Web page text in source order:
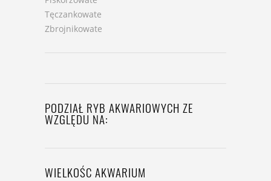
Tęczankowate
Zbrojnikowate
PODZIAŁ RYB AKWARIOWYCH ZE
WZGLĘDU NA:
WIELKOŚC AKWARIUM